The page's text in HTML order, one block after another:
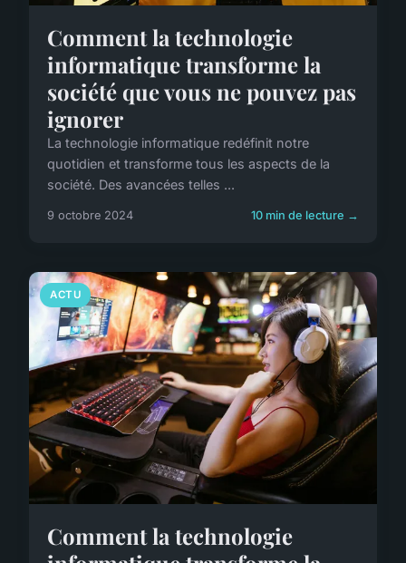
Comment la technologie
informatique transforme la
société que vous ne pouvez pas
ignorer
La technologie informatique redéfinit notre
quotidien et transforme tous les aspects de la
société. Des avancées telles ...
9 octobre 2024 10 min de lecture →
ACTU
Comment la technologie